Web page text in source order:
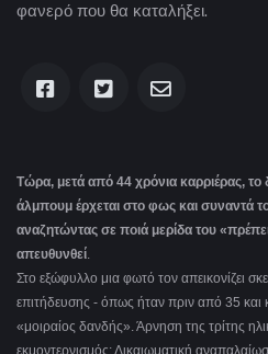
φανερό που θα καταλήξει.
Τώρα, μετά από 44 χρόνια καρριέρας,
άλμπουμ έρχεται στο φως και συναντά
αναζητώντας σε ποιά μερίδα του
απευθυνθεί.
Στο εξώφυλλο μια φωτό τον απεικονίζει
επιτήδευσης - όπως ήταν πριν από 35 και
«μοιραίος δανδής». Άρνηση της τρίτης